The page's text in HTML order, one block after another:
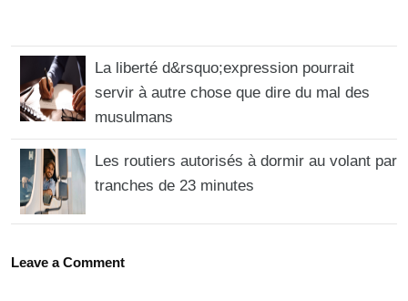
La liberté d&rsquo;expression pourrait
servir à autre chose que dire du mal des
musulmans
Les routiers autorisés à dormir au volant par
tranches de 23 minutes
Leave a Comment